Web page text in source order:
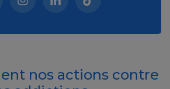
(nouvelle fenêtre)
Instagram (nouvelle fenêtre)
Linkedin (nouvelle
Tiktok (nouvelle
nos actions contre